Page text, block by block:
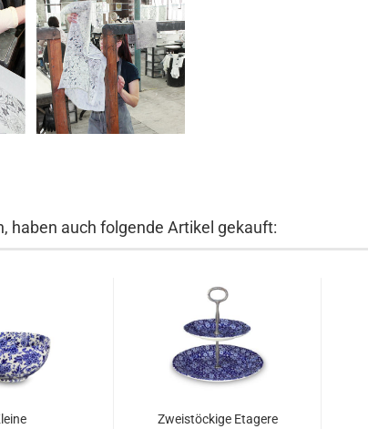
haben auch folgende Artikel gekauft:
Zweistöckige Etagere